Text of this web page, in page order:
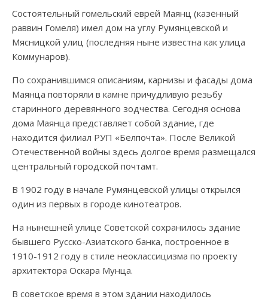
Состоятельный гомельский еврей Маянц (казённый
раввин Гомеля) имел дом на углу Румянцевской и
Мясницкой улиц (последняя ныне известна как улица
Коммунаров).
По сохранившимся описаниям, карнизы и фасады дома
Маянца повторяли в камне причудливую резьбу
старинного деревянного зодчества. Сегодня основа
дома Маянца представляет собой здание, где
находится филиал РУП «Белпочта». После Великой
Отечественной войны здесь долгое время размещался
центральный городской почтамт.
В 1902 году в начале Румянцевской улицы открылся
один из первых в городе кинотеатров.
На нынешней улице Советской сохранилось здание
бывшего Русско-Азиатского банка, построенное в
1910-1912 году в стиле неоклассицизма по проекту
архитектора Оскара Мунца.
В советское время в этом здании находилось